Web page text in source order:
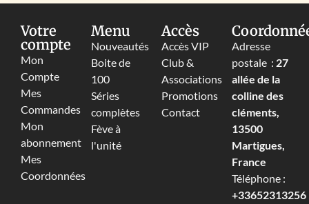
Votre
compte
Mon
Compte
Mes
Commandes
Mon
abonnement
Mes
Coordonnées
Menu
Nouveautés
Boite de
100
Séries
complètes
Fève à
l'unité
Accès
Accès VIP
Club &
Associations
Promotions
Contact
Adresse
postale : 27
allée de la
colline des
cléments,
13500
Martigues,
France
Téléphone :
+33652313256‬